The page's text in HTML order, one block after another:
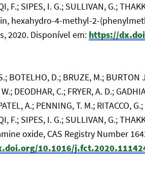
F.; SIPES, I. G.; SULLIVAN, G.;
hexahydro-4-methyl-2-
2020. Disponível em: https://
BOTELHO, D.; BRUZE, M.;
DEODHAR, C.; FRYER, A. D.;
A.; PENNING, T. M.; RITACCO,
F.; SIPES, I. G.; SULLIVAN, G.;
oxide, CAS Registry Number
10.1016/